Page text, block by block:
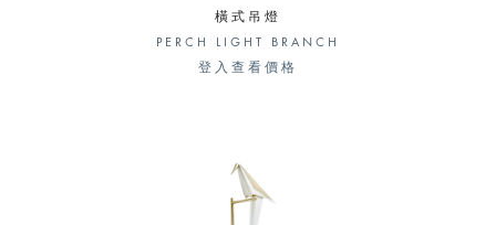
橫式吊燈
PERCH LIGHT BRANCH
登入查看價格